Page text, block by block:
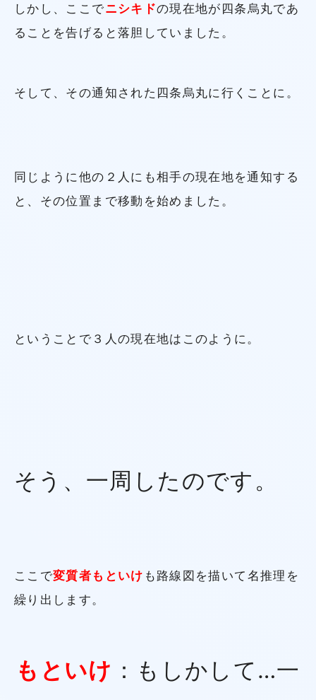
しかし、ここでニシキドの現在地が四条烏丸であ
ることを告げると落胆していました。
そして、その通知された四条烏丸に行くことに。
同じように他の２人にも相手の現在地を通知する
と、その位置まで移動を始めました。
ということで３人の現在地はこのように。
そう、一周したのです。
ここで変質者もといけ も路線図を描いて名推理を
繰り出します。
もといけ ：もしかして…一